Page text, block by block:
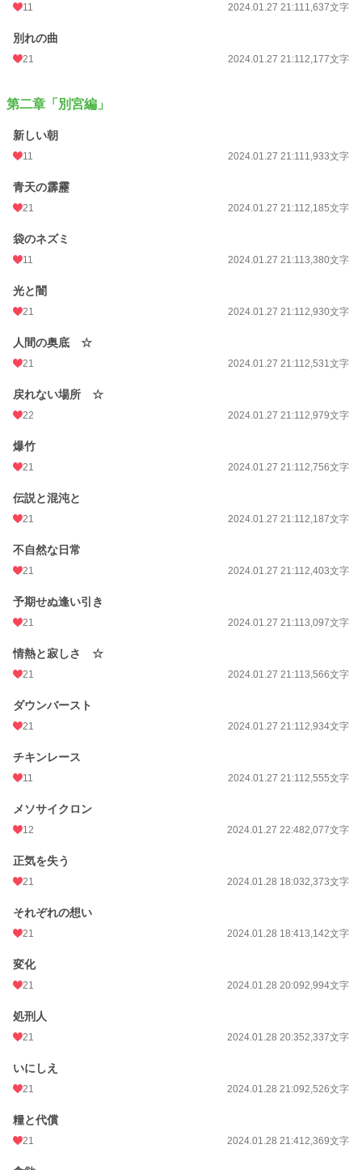
11 2024.01.27 21:111,637文字
別れの曲
21 2024.01.27 21:112,177文字
第二章「別宮編」
新しい朝
11 2024.01.27 21:111,933文字
青天の霹靂
21 2024.01.27 21:112,185文字
袋のネズミ
11 2024.01.27 21:113,380文字
光と闇
21 2024.01.27 21:112,930文字
人間の奥底 ☆
21 2024.01.27 21:112,531文字
戻れない場所 ☆
22 2024.01.27 21:112,979文字
爆竹
21 2024.01.27 21:112,756文字
伝説と混沌と
21 2024.01.27 21:112,187文字
不自然な日常
21 2024.01.27 21:112,403文字
予期せぬ逢い引き
21 2024.01.27 21:113,097文字
情熱と寂しさ ☆
21 2024.01.27 21:113,566文字
ダウンバースト
21 2024.01.27 21:112,934文字
チキンレース
11 2024.01.27 21:112,555文字
メソサイクロン
12 2024.01.27 22:482,077文字
正気を失う
21 2024.01.28 18:032,373文字
それぞれの想い
21 2024.01.28 18:413,142文字
変化
21 2024.01.28 20:092,994文字
処刑人
21 2024.01.28 20:352,337文字
いにしえ
21 2024.01.28 21:092,526文字
糧と代償
21 2024.01.28 21:412,369文字